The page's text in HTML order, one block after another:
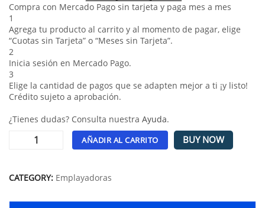
Compra con Mercado Pago sin tarjeta y paga mes a mes
1
Agrega tu producto al carrito y al momento de pagar, elige
“Cuotas sin Tarjeta” o “Meses sin Tarjeta”.
2
Inicia sesión en Mercado Pago.
3
Elige la cantidad de pagos que se adapten mejor a ti ¡y listo!
Crédito sujeto a aprobación.
¿Tienes dudas? Consulta nuestra Ayuda.
AÑADIR AL CARRITO BUY NOW
CATEGORY: Emplayadoras